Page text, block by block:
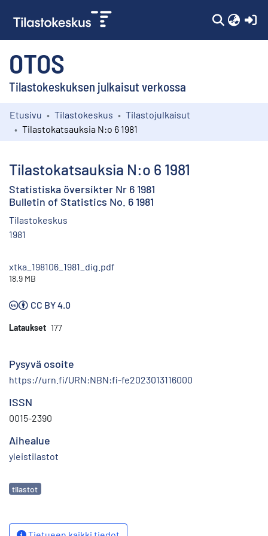
OTOS
Tilastokeskuksen julkaisut verkossa
Kokoelmat
Etusivu Tilastokeskus
Tilastojulkaisut
Tilastokatsauksia N:o 6 1981
Tilastokatsauksia N:o 6 1981
Statistiska översikter Nr 6 1981
Bulletin of Statistics No. 6 1981
Tilastokeskus
1981
xtka_198106_1981_dig.pdf
18.9 MB
CC BY 4.0
Lataukset 177
Pysyvä osoite
https://urn.fi/URN:NBN:fi-fe2023013116000
ISSN
0015-2390
Aihealue
yleistilastot
Avainsanat
tilastot